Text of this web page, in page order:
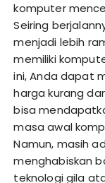
komputer
Seiring
menjadi lebih
memiliki
ini, Anda dapat
harga kurang
bisa
masa awal
Namun, masih
menghabiskan
teknologi gila